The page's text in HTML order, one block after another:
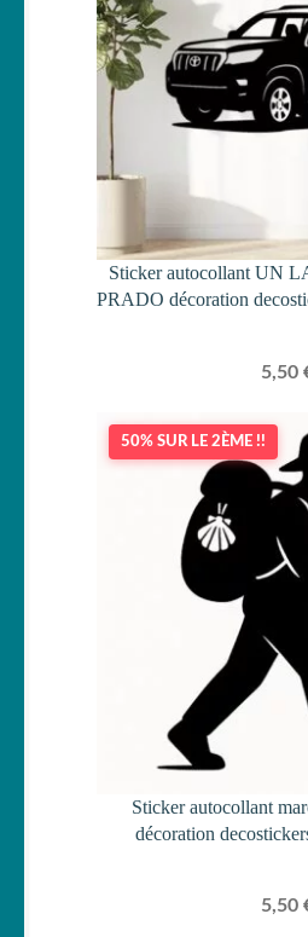
Sticker autocollant UN
PRADO décoration
5,50
50% SUR LE 2ÈME !!
Sticker autocollant
décoration
5,50